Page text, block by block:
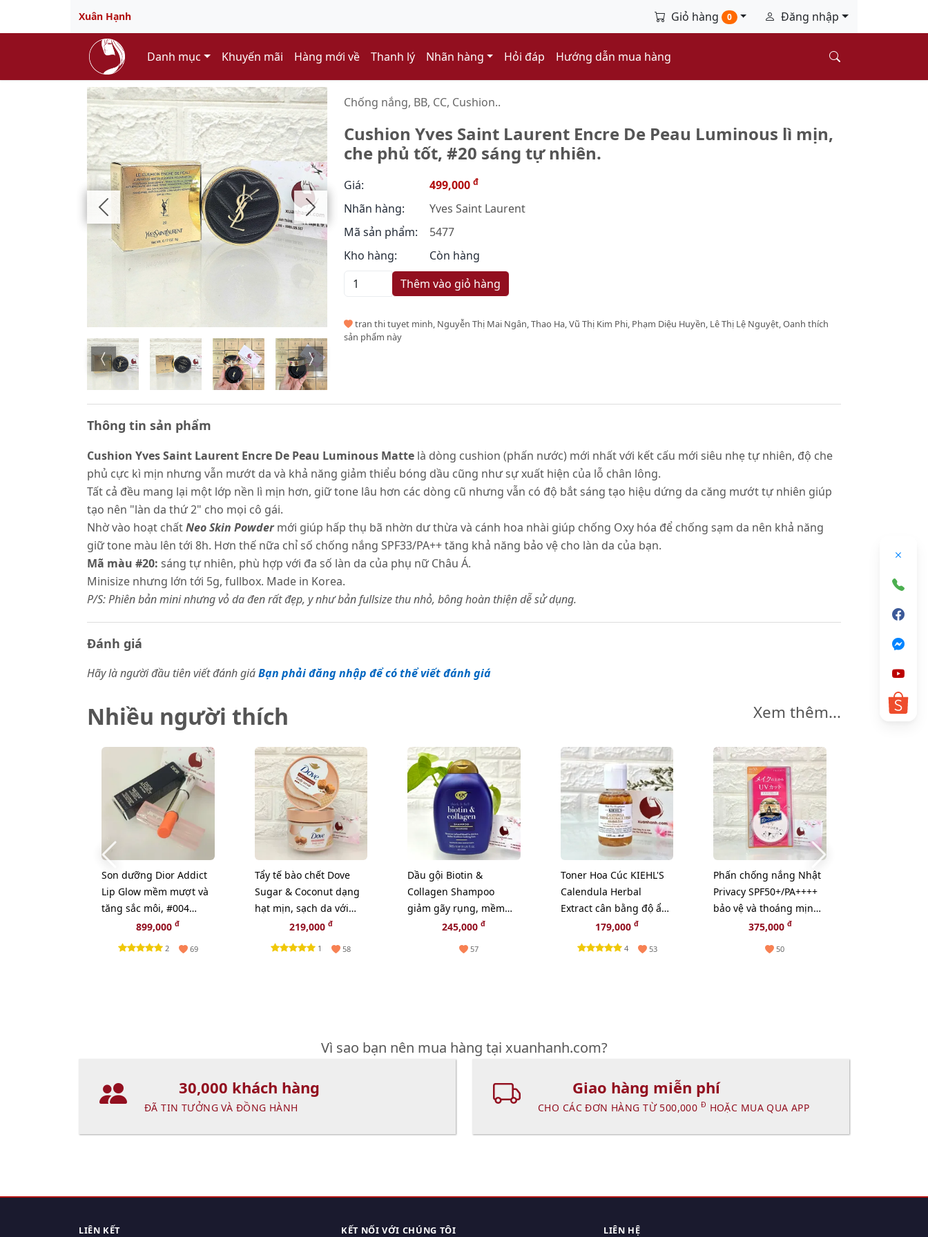
Xuân Hạnh Giỏ hàng 0 Đăng nhập
Danh mục Khuyến mãi Hàng mới về Thanh lý Nhãn hàng Hỏi đáp Hướng dẫn mua hàng
Chống nắng, BB, CC, Cushion..
Cushion Yves Saint Laurent Encre De Peau Luminous lì mịn,
che phủ tốt, #20 sáng tự nhiên.
Giá: 499,000 đ
Nhãn hàng:
Yves Saint Laurent
Mã sản phẩm:
5477
Kho hàng:
Còn hàng
Thêm vào giỏ hàng
tran thi tuyet minh, Nguyễn Thị Mai Ngân, Thao Ha, Vũ Thị Kim Phi, Phạm Diệu Huyền, Lê Thị Lệ Nguyệt, Oanh thích
sản phẩm này
Thông tin sản phẩm
Cushion Yves Saint Laurent Encre De Peau Luminous Matte là dòng cushion (phấn nước) mới nhất với kết cấu mới siêu nhẹ tự nhiên, độ che
phủ cực kì mịn nhưng vẫn mướt da và khả năng giảm thiểu bóng dầu cũng như sự xuất hiện của lỗ chân lông.
Tất cả đều mang lại một lớp nền lì mịn hơn, giữ tone lâu hơn các dòng cũ nhưng vẫn có độ bắt sáng tạo hiệu dứng da căng mướt tự nhiên giúp
tạo nên "làn da thứ 2" cho mọi cô gái.
Nhờ vào hoạt chấtNeo Skin Powder mới giúp hấp thụ bã nhờn dư thừa và cánh hoa nhài giúp chống Oxy hóa để chống sạm da nên khả năng
giữ tone màu lên tới 8h. Hơn thế nữa chỉ số chống nắng SPF33/PA++ tăng khả năng bảo vệ cho làn da của bạn.
Mã màu #20: sáng tự nhiên, phù hợp với đa số làn da của phụ nữ Châu Á.
Minisize nhưng lớn tới 5g, fullbox. Made in Korea.
P/S: Phiên bản mini nhưng vỏ da đen rất đẹp, y như bản fullsize thu nhỏ, bông hoàn thiện dễ sử dụng.
Đánh giá
Hãy là người đầu tiên viết đánh giáBạn phải đăng nhập để có thể viết đánh giá
Nhiều người thích Xem thêm...
Son dưỡng Dior Addict
Lip Glow mềm mượt và
tăng sắc môi, #004
Coral - cam tự nhiên
(New)
899,000đ
2 69
Tẩy tế bào chết Dove
Sugar & Coconut dạng
hạt mịn, sạch da với
hương ngọt béo, 280g
219,000 đ
1 58
Dầu gội Biotin &
Collagen Shampoo
giảm gãy rụng, mềm
mượt, bồng bềnh -
245,000đ
57
Toner Hoa Cúc KIEHL'S
Calendula Herbal
Extract cân bằng độ ẩm
và sạch sâu - 40ml
179,000đ
4 53
Phấn chống nắng Nhật
Privacy SPF50+/PA++++
bảo vệ và thoáng mịn
đẹp da (New)
375,000 đ
50
Vì sao bạn nên mua hàng tại xuanhanh.com?
30,000 khách hàng
ĐÃ TIN TƯỞNG VÀ ĐỒNG HÀNH
Giao hàng miễn phí
CHO CÁC ĐƠN HÀNG TỪ 500,000 Đ HOẶC MUA QUA APP
LIÊN KẾT KẾT NỐI VỚI CHÚNG TÔI LIÊN HỆ